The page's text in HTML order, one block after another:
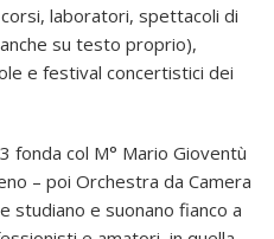
laboratori, spettacoli di
su testo proprio),
e festival concertistici dei
fonda col M° Mario Gioventù
– poi Orchestra da Camera
studiano e suonano fianco a